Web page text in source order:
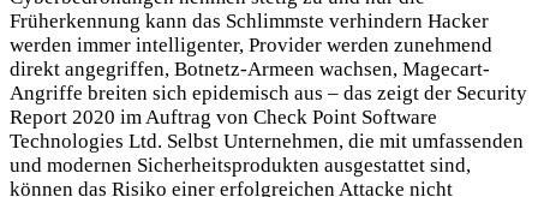
Früherkennung kann das Schlimmste verhindern Hacker
werden immer intelligenter, Provider werden zunehmend
direkt angegriffen, Botnetz-Armeen wachsen, Magecart-
Angriffe breiten sich epidemisch aus – das zeigt der Security
Report 2020 im Auftrag von Check Point Software
Technologies Ltd. Selbst Unternehmen, die mit umfassenden
und modernen Sicherheitsprodukten ausgestattet sind,
können das Risiko einer erfolgreichen Attacke nicht